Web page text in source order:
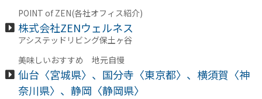
POINT of ZEN(各社オフィス紹介)
株式会社ZENウェルネス
アシステッドリビング保土ヶ谷
美味しいおすすめ 地元自慢
仙台〈宮城県〉、国分寺〈東京都〉、横須賀〈神
奈川県〉、静岡〈静岡県〉